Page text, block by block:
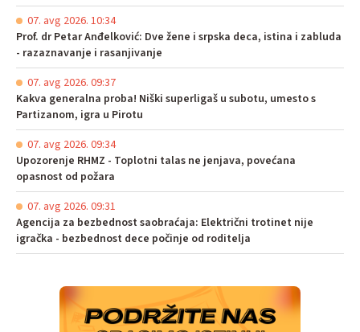
07. avg 2026. 10:34
Prof. dr Petar Anđelković: Dve žene i srpska deca, istina i zabluda
- razaznavanje i rasanjivanje
07. avg 2026. 09:37
Kakva generalna proba! Niški superligaš u subotu, umesto s
Partizanom, igra u Pirotu
07. avg 2026. 09:34
Upozorenje RHMZ - Toplotni talas ne jenjava, povećana
opasnost od požara
07. avg 2026. 09:31
Agencija za bezbednost saobraćaja: Električni trotinet nije
igračka - bezbednost dece počinje od roditelja